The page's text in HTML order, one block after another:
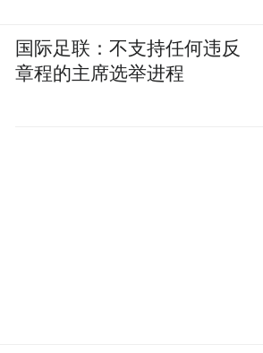
国际足联：不支持任何违反
章程的主席选举进程